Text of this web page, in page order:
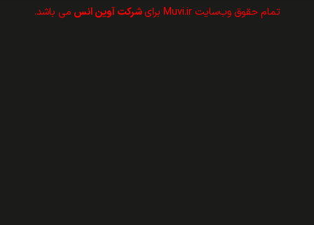
تمام حقوق وب‌سايت Muvi.ir برای شرکت آوین انس می باشد.